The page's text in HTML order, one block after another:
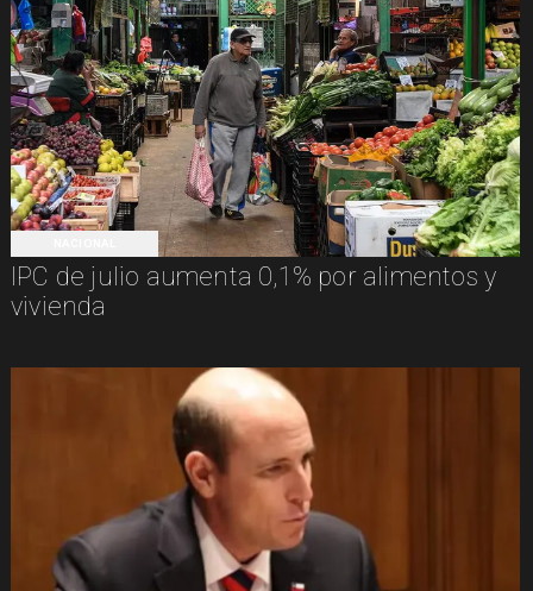
IPC de julio aumenta 0,1% por alimentos y
vivienda